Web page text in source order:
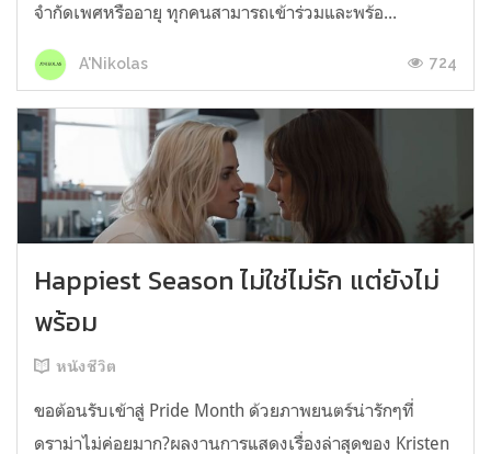
จำกัดเพศหรืออายุ ทุกคนสามารถเข้าร่วมและพร้อ...
A'Nikolas 724
Happiest Season ไม่ใช่ไม่รัก แต่ยังไม่
พร้อม
หนังชีวิต
ขอต้อนรับเข้าสู่ Pride Month ด้วยภาพยนตร์น่ารักๆที่
ดราม่าไม่ค่อยมาก?ผลงานการแสดงเรื่องล่าสุดของ Kristen